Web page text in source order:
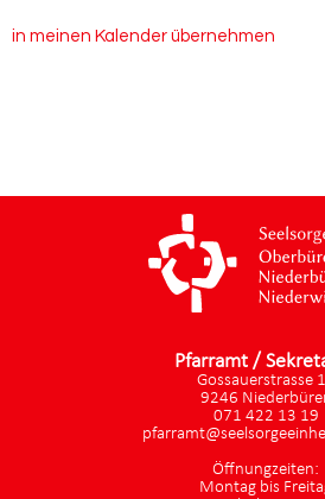
in meinen Kalender übernehmen
Pfarramt /
Gossauerstrasse
9246
071 422 13 19
Öffnungzeiten:
Montag bis